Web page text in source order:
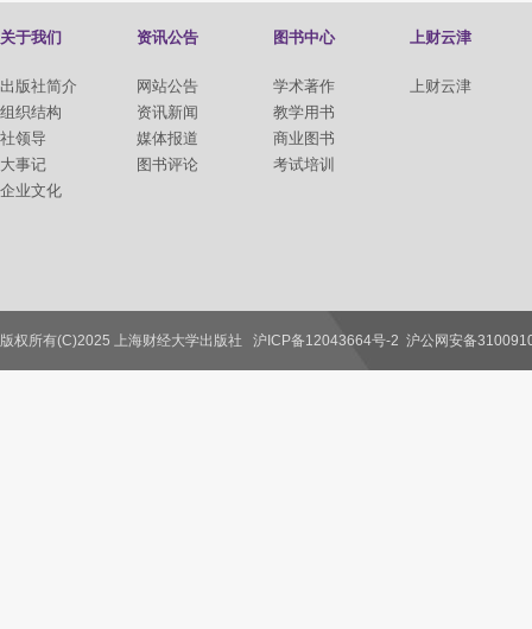
关于我们
出版社简介
组织结构
社领导
大事记
企业文化
资讯公告
网站公告
资讯新闻
媒体报道
图书评论
图书中心
学术著作
教学用书
商业图书
考试培训
上财云津
上财云津
联系我们
版权所有(C)2025 上海财经大学出版社 沪ICP备12043664号-2 沪公网安备